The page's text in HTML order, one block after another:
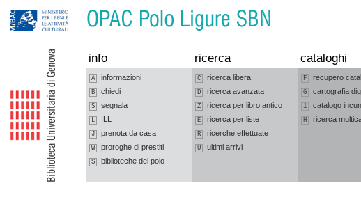
info ricerca cataloghi
A informazioni
B chiedi
S segnala
L ILL
J prenota da casa
W proroghe di prestiti
S biblioteche del polo
C ricerca libera
D ricerca avanzata
Z ricerca per libro antico
E ricerca per liste
R ricerche effettuate
U ultimi arrivi
F recupero
G cartografia
1 catalogo
H ricerca